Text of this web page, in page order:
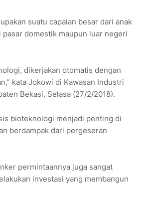
suatu capaian besar dari anak
domestik maupun luar negeri
dikerjakan otomatis dengan
kata Jokowi di Kawasan Industri
Bekasi, Selasa (27/2/2018).
bioteknologi menjadi penting di
berdampak dari pergeseran
permintaannya juga sangat
investasi yang membangun